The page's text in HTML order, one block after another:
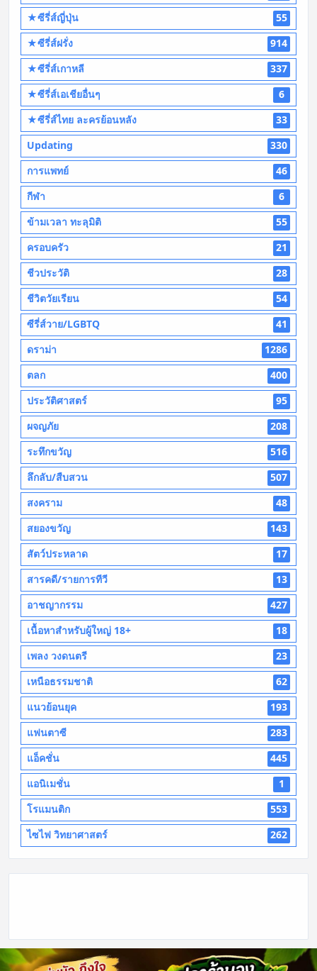
★ซีรี่ส์ญี่ปุ่น
55
★ซีรี่ส์ฝรั่ง
914
★ซีรี่ส์เกาหลี
337
★ซีรี่ส์เอเชียอื่นๆ
6
★ซีรี่ส์ไทย ละครย้อนหลัง
33
Updating
330
การแพทย์
46
กีฬา
6
ข้ามเวลา ทะลุมิติ
55
ครอบครัว
21
ชีวประวัติ
28
ชีวิตวัยเรียน
54
ซีรี่ส์วาย/LGBTQ
41
ดราม่า
1286
ตลก
400
ประวัติศาสตร์
95
ผจญภัย
208
ระทึกขวัญ
516
ลึกลับ/สืบสวน
507
สงคราม
48
สยองขวัญ
143
สัตว์ประหลาด
17
สารคดี/รายการทีวี
13
อาชญากรรม
427
เนื้อหาสำหรับผู้ใหญ่ 18+
18
เพลง วงดนตรี
23
เหนือธรรมชาติ
62
แนวย้อนยุค
193
แฟนตาซี
283
แอ็คชั่น
445
แอนิเมชั่น
1
โรแมนติก
553
ไซไฟ วิทยาศาสตร์
262